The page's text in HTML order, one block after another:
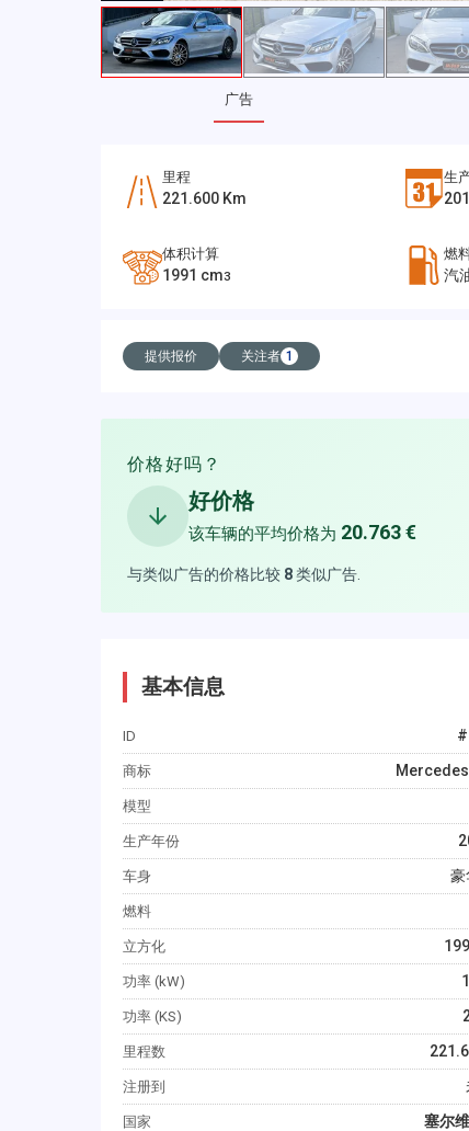
广告
里程
221.600 Km
生
体积计算
1991 cm3
燃
汽
提供报价 关注者 1
价格好吗？
好价格
该车辆的平均价格为 20.763 €
与类似广告的价格比较 8类似广告
基本信息
ID #
商标
模型
生产年份
车身 豪
燃料
立方化
功率 (kW)
功率 (KS)
里程数
注册到
国家 塞尔